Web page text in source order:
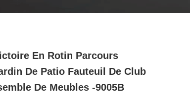
En Rotin Parcours
De Patio Fauteuil De Club
De Meubles -9005B